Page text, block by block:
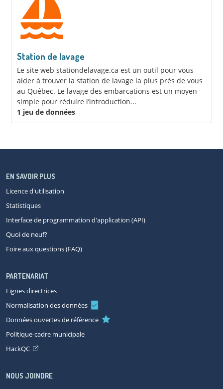
Station de lavage
Le site web stationdelavage.ca est un outil pour vous
aider à trouver la station de lavage la plus près de vous
au Québec. Le lavage des embarcations est un moyen
simple pour réduire l’introduction...
1 jeu de données
EN SAVOIR PLUS
Licence d'utilisation
Statistiques
Interface de programmation d'application (API)
Quoi de neuf?
Foire aux questions (FAQ)
PARTENARIAT
Lignes directrices
Normalisation des données
Données ouvertes de référence
Politique-cadre municipale
HackQC
NOUS JOINDRE